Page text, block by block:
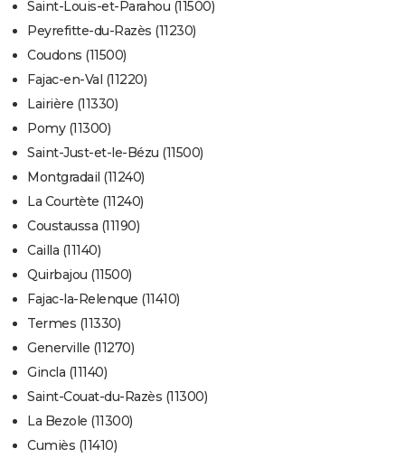
Saint-Louis-et-Parahou (11500)
Peyrefitte-du-Razès (11230)
Coudons (11500)
Fajac-en-Val (11220)
Lairière (11330)
Pomy (11300)
Saint-Just-et-le-Bézu (11500)
Montgradail (11240)
La Courtète (11240)
Coustaussa (11190)
Cailla (11140)
Quirbajou (11500)
Fajac-la-Relenque (11410)
Termes (11330)
Generville (11270)
Gincla (11140)
Saint-Couat-du-Razès (11300)
La Bezole (11300)
Cumiès (11410)